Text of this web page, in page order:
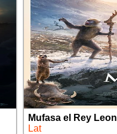
Mufasa el Rey Leon
Lat